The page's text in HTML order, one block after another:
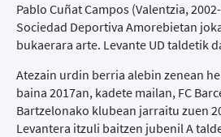
Pablo Cuñat Campos (Valentzia,
Sociedad Deportiva Amorebietan
bukaerara arte. Levante UD taldetik
Atezain urdin berria alebin zenean
baina 2017an, kadete mailan, FC
Bartzelonako klubean jarraitu zuen
Levantera itzuli baitzen jubenil A